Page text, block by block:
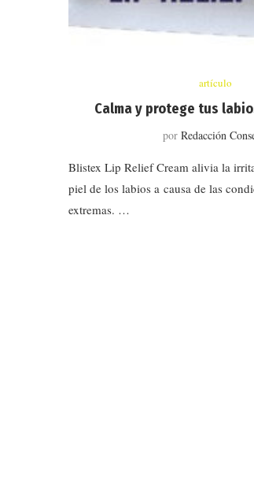
artículo
Calma y protege tus
por Redacción
Blistex Lip Relief Cream alivia la
piel de los labios a causa de las
extremas. …